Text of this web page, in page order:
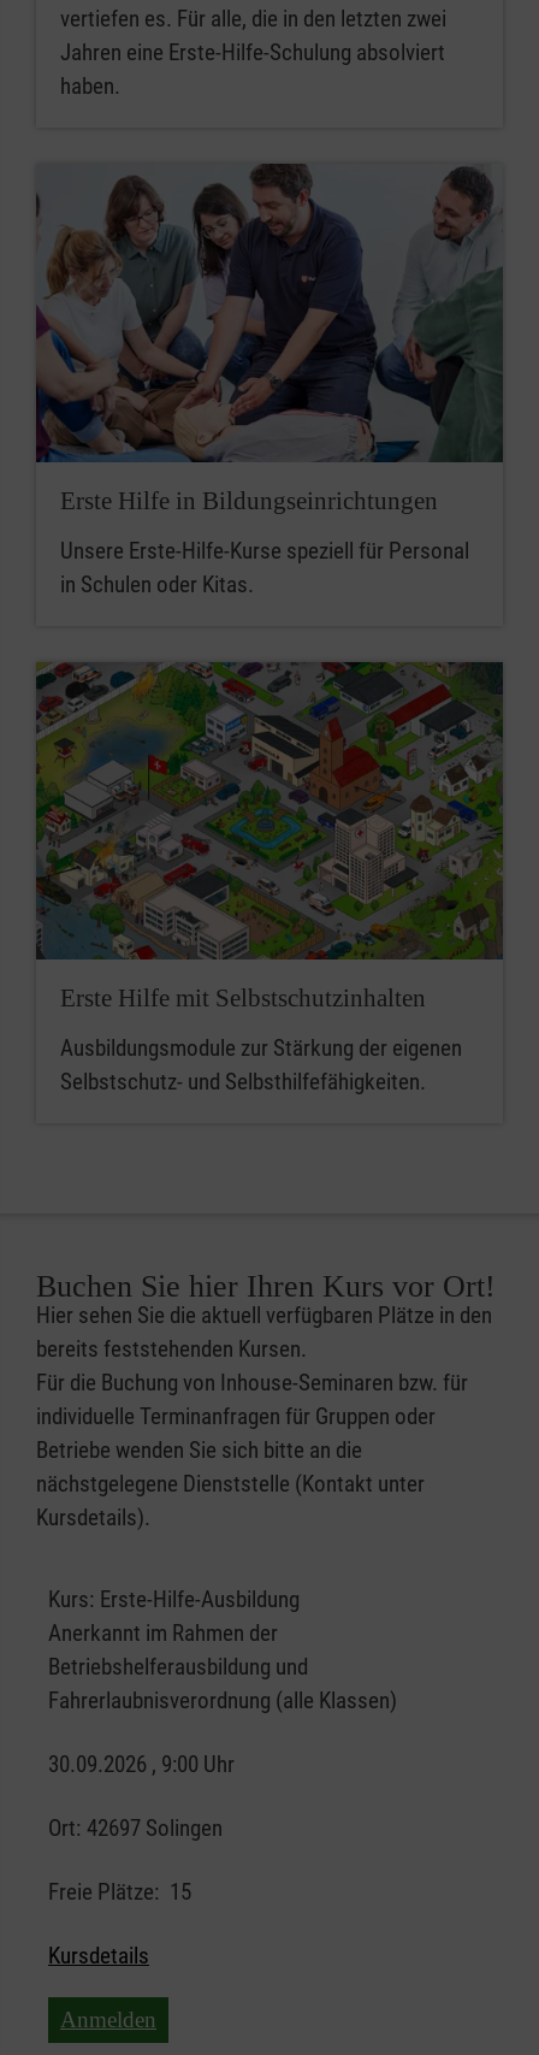
vertiefen es. Für alle, die in den letzten zwei
Jahren eine Erste-Hilfe-Schulung absolviert
haben.
Erste Hilfe in Bildungseinrichtungen
Unsere Erste-Hilfe-Kurse speziell für Personal
in Schulen oder Kitas.
Erste Hilfe mit Selbstschutzinhalten
Ausbildungsmodule zur Stärkung der eigenen
Selbstschutz- und Selbsthilfefähigkeiten.
Buchen Sie hier Ihren Kurs vor Ort!
Hier sehen Sie die aktuell verfügbaren Plätze in den
bereits feststehenden Kursen.
Für die Buchung von Inhouse-Seminaren bzw. für
individuelle Terminanfragen für Gruppen oder
Betriebe wenden Sie sich bitte an die
nächstgelegene Dienststelle (Kontakt unter
Kursdetails).
Kurs: Erste-Hilfe-Ausbildung
Anerkannt im Rahmen der
Betriebshelferausbildung und
Fahrerlaubnisverordnung (alle Klassen)
30.09.2026 , 9:00 Uhr
Ort: 42697 Solingen
Freie Plätze: 15
Kursdetails
Anmelden